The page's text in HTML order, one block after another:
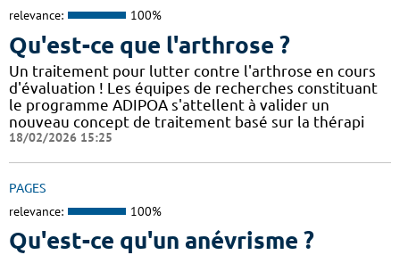
relevance: 100%
Qu'est-ce que l'arthrose ?
Un traitement pour lutter contre l'arthrose en cours
d'évaluation ! Les équipes de recherches constituant
le programme ADIPOA s'attellent à valider un
nouveau concept de traitement basé sur la thérapi
18/02/2026 15:25
PAGES
relevance: 100%
Qu'est-ce qu'un anévrisme ?